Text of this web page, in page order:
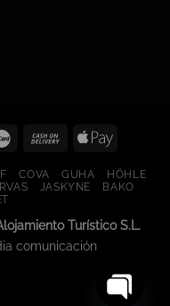
COVA GUHA
HÖHLE
JASKYNE
BAKO
Turístico S.L.
comunicación